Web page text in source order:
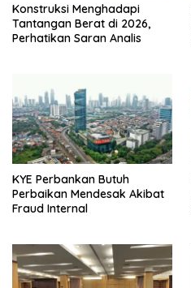
Konstruksi Menghadapi
Tantangan Berat di 2026,
Perhatikan Saran Analis
KYE Perbankan Butuh
Perbaikan Mendesak Akibat
Fraud Internal